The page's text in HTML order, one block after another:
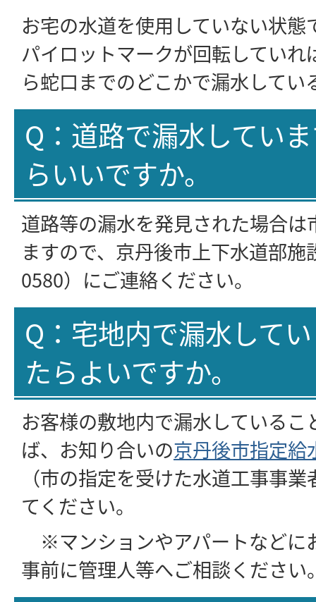
お宅の水道を使用していない状態
パイロットマークが回転してい
ら蛇口までのどこかで漏水してい
Q：道路で漏水してい
らいいですか。
道路等の漏水を発見された場合
ますので、京丹後市上下水道部
0580）にご連絡ください。
Q：宅地内で漏水して
たらよいですか。
お客様の敷地内で漏水しているこ
ば、お知り合いの京丹後市指定給
（市の指定を受けた水道工事事
てください。
※マンションやアパートなどに
事前に管理人等へご相談ください